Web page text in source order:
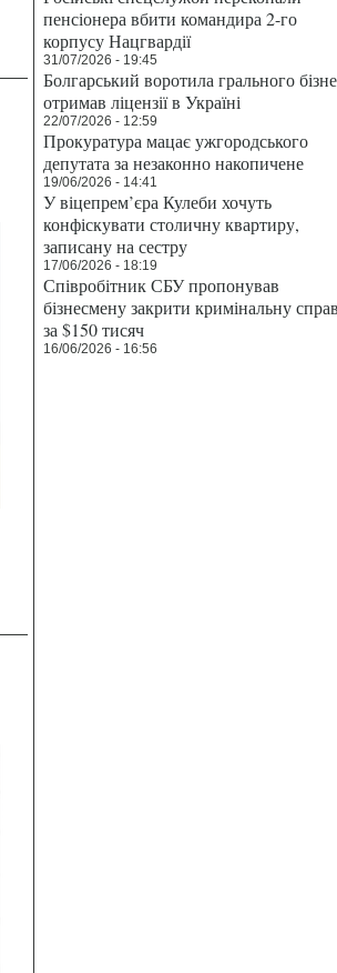
пенсіонера вбити командира 2-го
корпусу Нацгвардії
31/07/2026 - 19:45
Болгарський воротила грального
отримав ліцензії в Україні
22/07/2026 - 12:59
Прокуратура мацає ужгородського
депутата за незаконно накопичене
19/06/2026 - 14:41
У віцепрем’єра Кулеби хочуть
конфіскувати столичну квартиру,
записану на сестру
17/06/2026 - 18:19
Співробітник СБУ пропонував
бізнесмену закрити кримінальну
за $150 тисяч
16/06/2026 - 16:56